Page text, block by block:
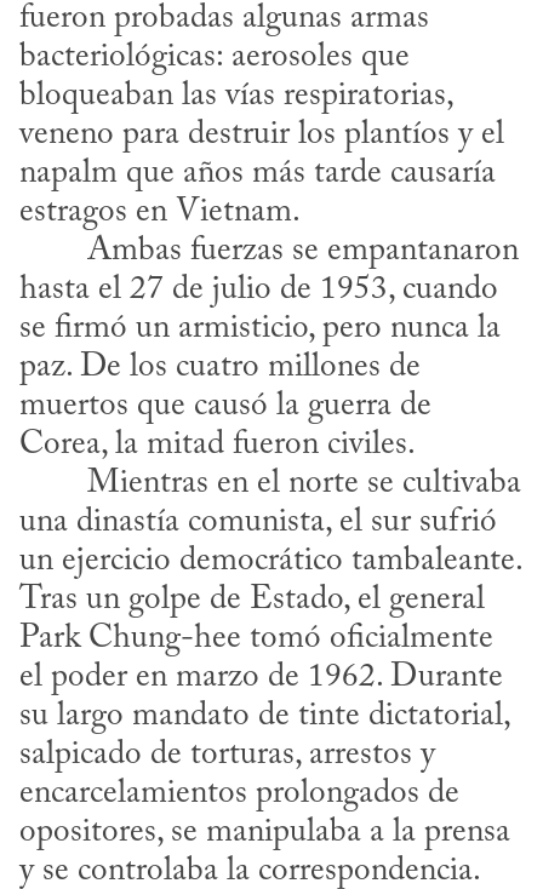
fueron probadas algunas armas
bacteriológicas: aerosoles que
bloqueaban las vías respiratorias,
veneno para destruir los plantíos y el
napalm que años más tarde causaría
estragos en Vietnam.
hasta el 27 de julio de 1953, cuando
se firmó un armisticio, pero nunca la
paz. De los cuatro millones de
muertos que causó la guerra de
Corea, la mitad fueron civiles.
una dinastía comunista, el sur sufrió
un ejercicio democrático tambaleante.
Tras un golpe de Estado, el general
Park Chung-hee tomó oficialmente
el poder en marzo de 1962. Durante
su largo mandato de tinte dictatorial,
salpicado de torturas, arrestos y
encarcelamientos prolongados de
opositores, se manipulaba a la prensa
y se controlaba la correspondencia.